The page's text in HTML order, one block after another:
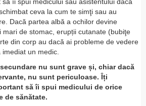
îi spui medicului sau asistentului dacă
ceva la cum te simţi sau au
Dacă partea albă a ochilor devine
mari de stomac, erupții cutanate (bubiţe
din corp au dacă ai probleme de vedere
un medic.
nu sunt grave și, chiar dacă
nu sunt periculoase. Îți
să îi spui medicului de orice
de sănătate.